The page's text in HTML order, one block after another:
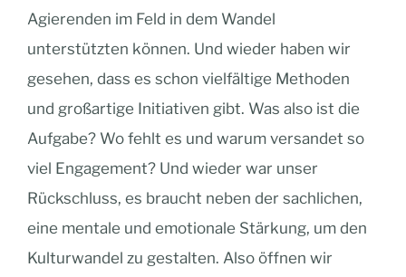
Agierenden im Feld in dem Wandel
unterstützten können. Und wieder haben wir
gesehen, dass es schon vielfältige Methoden
und großartige Initiativen gibt. Was also ist die
Aufgabe? Wo fehlt es und warum versandet so
viel Engagement? Und wieder war unser
Rückschluss, es braucht neben der sachlichen,
eine mentale und emotionale Stärkung, um den
Kulturwandel zu gestalten. Also öffnen wir